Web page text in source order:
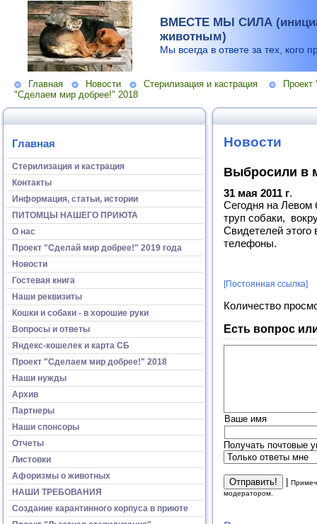
ВМЕСТЕ МЫ СИЛА
животным)
Мы всегда в ответе за тех, кого
Главная Новости Стерилизация и кастрация
"Сделаем мир добрее!" 2018
Главная
Стерилизация и кастрация
Контакты
Информация, статьи, истории
ПИТОМЦЫ НАШЕГО ПРИЮТА
О нас
Проект "Сделай мир добрее!" 2019 года
Новости
Гостевая книга
Наши реквизиты
Кошки и собаки - в хорошие руки
Вопросы и ответы
Яндекс-кошелек и карта СБ
Проект "Сделаем мир добрее!" 2018
Наши нужды
Архив
Партнеры
Наши спонсоры
Отчеты
Листовки
Афоризмы о животных
НАШИ ТРЕБОВАНИЯ
Создание карантинного корпуса в приюте
Новости
Выбросили в
31 мая 2011 г.
Сегодня на Левом
труп собаки,
Свидетелей этого
телефоны.
[Постоянная ссылка]
Количество
Есть вопрос
Ваше имя
Получать почтовые
|
модератором.